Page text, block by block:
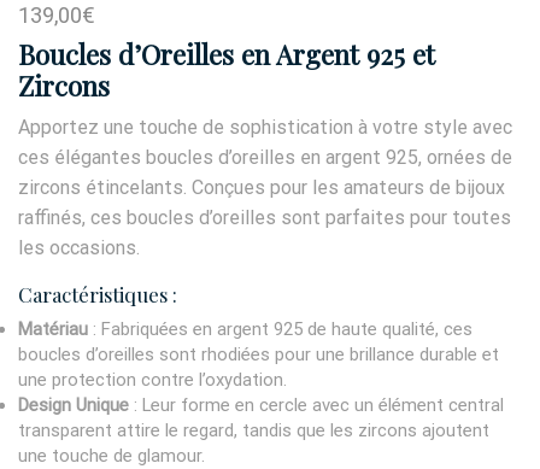
139,00€
Boucles d’Oreilles en Argent 925 et
Zircons
Apportez une touche de sophistication à votre style avec
ces élégantes boucles d’oreilles en argent 925, ornées de
zircons étincelants. Conçues pour les amateurs de bijoux
raffinés, ces boucles d’oreilles sont parfaites pour toutes
les occasions.
Caractéristiques :
Matériau : Fabriquées en argent 925 de haute qualité, ces
boucles d’oreilles sont rhodiées pour une brillance durable et
une protection contre l’oxydation.
Design Unique : Leur forme en cercle avec un élément central
transparent attire le regard, tandis que les zircons ajoutent
une touche de glamour.